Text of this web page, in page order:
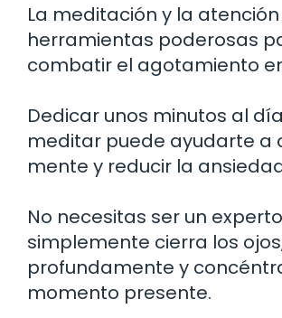
La meditación y la
herramientas poderosas
combatir el agotamiento
Dedicar unos minutos al
meditar puede ayudarte a
mente y reducir la
No necesitas ser un
simplemente cierra los
profundamente y
momento presente.